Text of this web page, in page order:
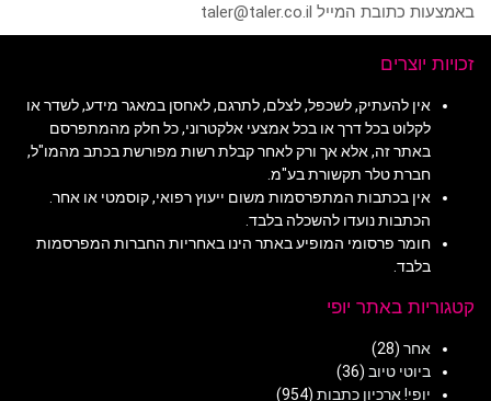
באמצעות כתובת המייל taler@taler.co.il
זכויות יוצרים
אין להעתיק, לשכפל, לצלם, לתרגם, לאחסן במאגר מידע, לשדר או
לקלוט בכל דרך או בכל אמצעי אלקטרוני, כל חלק מהמתפרסם
באתר זה, אלא אך ורק לאחר קבלת רשות מפורשת בכתב מהמו"ל,
חברת טלר תקשורת בע"מ.
אין בכתבות המתפרסמות משום ייעוץ רפואי, קוסמטי או אחר.
הכתבות נועדו להשכלה בלבד.
חומר פרסומי המופיע באתר הינו באחריות החברות המפרסמות
בלבד.
קטגוריות באתר יופי
אחר (28)
ביוטי טיוב (36)
יופי! ארכיון כתבות (954)